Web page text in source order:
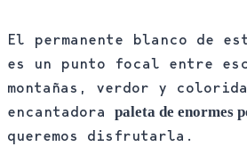
El permanente blanco de
es un punto focal entre
montañas, verdor y
encantadora paleta de enormes
queremos disfrutarla.